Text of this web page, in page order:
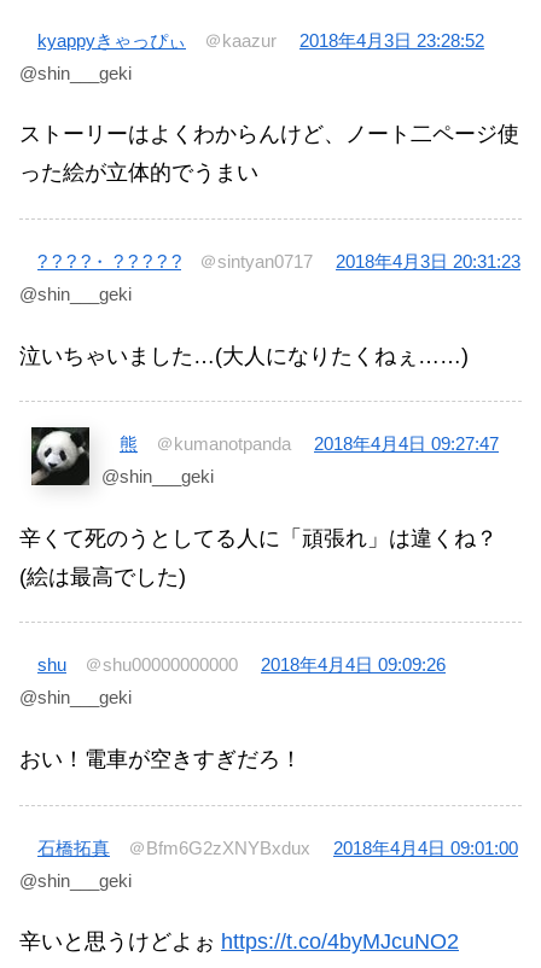
kyappyきゃっぴぃ ＠kaazur
2018年4月3日 23:28:52
@shin___geki
ストーリーはよくわからんけど、ノート二ページ使
った絵が立体的でうまい
? ? ? ?・ ? ? ? ? ? ＠sintyan0717
2018年4月3日 20:31:23
@shin___geki
泣いちゃいました…(大人になりたくねぇ……)
熊 ＠kumanotpanda
2018年4月4日 09:27:47
@shin___geki
辛くて死のうとしてる人に「頑張れ」は違くね？
(絵は最高でした)
shu ＠shu00000000000
2018年4月4日 09:09:26
@shin___geki
おい！電車が空きすぎだろ！
石橋拓真 ＠Bfm6G2zXNYBxdux
2018年4月4日 09:01:00
@shin___geki
辛いと思うけどよぉ https://t.co/4byMJcuNO2